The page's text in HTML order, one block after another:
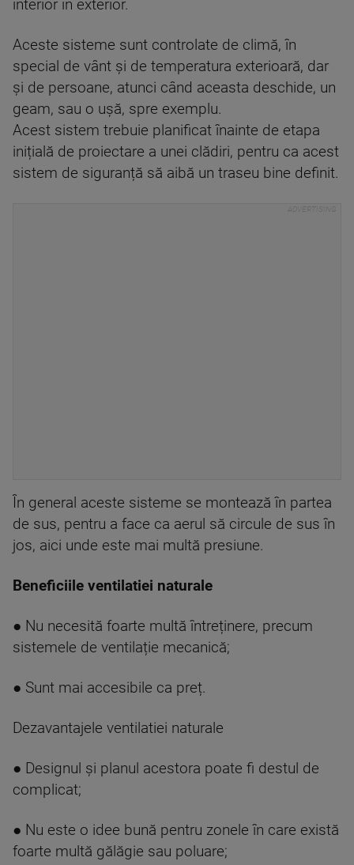
interior în exterior.
Aceste sisteme sunt controlate de climă, în
special de vânt și de temperatura exterioară, dar
și de persoane, atunci când aceasta deschide, un
geam, sau o ușă, spre exemplu.
Acest sistem trebuie planificat înainte de etapa
inițială de proiectare a unei clădiri, pentru ca acest
sistem de siguranță să aibă un traseu bine definit.
În general aceste sisteme se montează în partea
de sus, pentru a face ca aerul să circule de sus în
jos, aici unde este mai multă presiune.
Beneficiile ventilatiei naturale
● Nu necesită foarte multă întreținere, precum
sistemele de ventilație mecanică;
● Sunt mai accesibile ca preț.
Dezavantajele ventilatiei naturale
● Designul și planul acestora poate fi destul de
complicat;
● Nu este o idee bună pentru zonele în care există
foarte multă gălăgie sau poluare;